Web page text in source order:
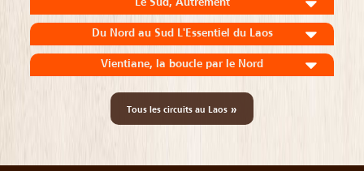
Du Nord au Sud L'Essentiel du Laos
Vientiane, la boucle par le Nord
Tous les circuits au Laos »